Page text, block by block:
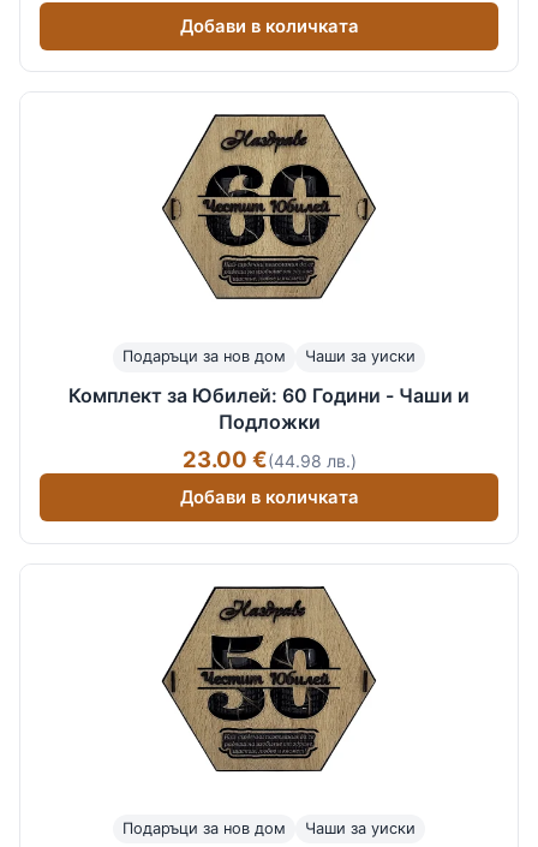
Добави в количката
Подаръци за нов дом Чаши за уиски
Комплект за Юбилей: 60 Години - Чаши и
Подложки
23.00 €(44.98 лв.)
Добави в количката
Подаръци за нов дом Чаши за уиски